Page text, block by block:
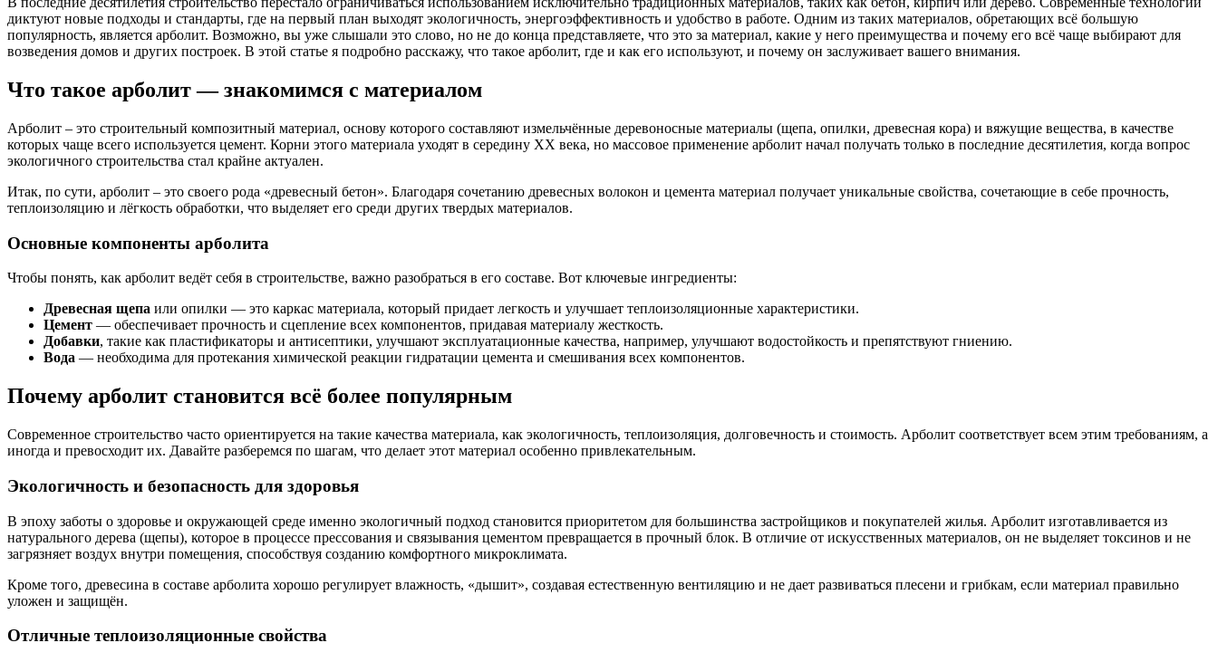
диктуют новые подходы и стандарты, где на первый план выходят экологичность, энергоэффективность и удобство в работе. Одним из таких материалов, обретающих всё большую
популярность, является арболит. Возможно, вы уже слышали это слово, но не до конца представляете, что это за материал, какие у него преимущества и почему его всё чаще выбирают для
возведения домов и других построек. В этой статье я подробно расскажу, что такое арболит, где и как его используют, и почему он заслуживает вашего внимания.
Что такое арболит — знакомимся с материалом
Арболит – это строительный композитный материал, основу которого составляют измельчённые деревоносные материалы (щепа, опилки, древесная кора) и вяжущие вещества, в качестве
которых чаще всего используется цемент. Корни этого материала уходят в середину XX века, но массовое применение арболит начал получать только в последние десятилетия, когда вопрос
экологичного строительства стал крайне актуален.
Итак, по сути, арболит – это своего рода «древесный бетон». Благодаря сочетанию древесных волокон и цемента материал получает уникальные свойства, сочетающие в себе прочность,
теплоизоляцию и лёгкость обработки, что выделяет его среди других твердых материалов.
Основные компоненты арболита
Чтобы понять, как арболит ведёт себя в строительстве, важно разобраться в его составе. Вот ключевые ингредиенты:
Древесная щепа или опилки — это каркас материала, который придает легкость и улучшает теплоизоляционные характеристики.
Цемент — обеспечивает прочность и сцепление всех компонентов, придавая материалу жесткость.
Добавки, такие как пластификаторы и антисептики, улучшают эксплуатационные качества, например, улучшают водостойкость и препятствуют гниению.
Вода — необходима для протекания химической реакции гидратации цемента и смешивания всех компонентов.
Почему арболит становится всё более популярным
Современное строительство часто ориентируется на такие качества материала, как экологичность, теплоизоляция, долговечность и стоимость. Арболит соответствует всем этим требованиям, а
иногда и превосходит их. Давайте разберемся по шагам, что делает этот материал особенно привлекательным.
Экологичность и безопасность для здоровья
В эпоху заботы о здоровье и окружающей среде именно экологичный подход становится приоритетом для большинства застройщиков и покупателей жилья. Арболит изготавливается из
натурального дерева (щепы), которое в процессе прессования и связывания цементом превращается в прочный блок. В отличие от искусственных материалов, он не выделяет токсинов и не
загрязняет воздух внутри помещения, способствуя созданию комфортного микроклимата.
Кроме того, древесина в составе арболита хорошо регулирует влажность, «дышит», создавая естественную вентиляцию и не дает развиваться плесени и грибкам, если материал правильно
уложен и защищён.
Отличные теплоизоляционные свойства